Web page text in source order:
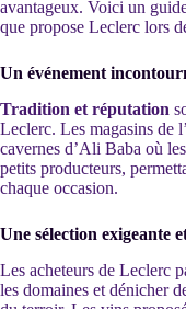
avantageux. Voici un
que propose Leclerc lors
Un événement
Tradition et réputation
Leclerc. Les magasins de
cavernes d’Ali Baba où
petits producteurs,
chaque occasion.
Une sélection exigeante
Les acheteurs de Leclerc
les domaines et dénicher